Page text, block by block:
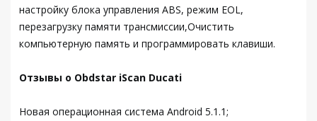
настройку блока управления ABS, режим EOL,
перезагрузку памяти трансмиссии,Очистить
компьютерную память и программировать клавиши.
Отзывы о Obdstar iScan Ducati
Новая операционная система Android 5.1.1;